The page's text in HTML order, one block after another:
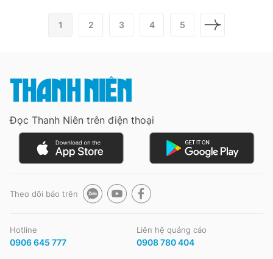
1 2 3 4 5
Đọc Thanh Niên trên điện thoại
Theo dõi báo trên
Hotline
0906 645 777
Liên hệ quảng cáo
0908 780 404